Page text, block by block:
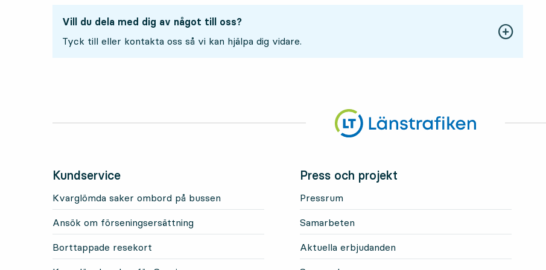
Vill du dela med dig av något till oss?
Tyck till eller kontakta oss så vi kan hjälpa dig vidare.
Kundservice
Kvarglömda saker ombord på bussen
Ansök om förseningsersättning
Borttappade resekort
Press och projekt
Pressrum
Samarbeten
Aktuella erbjudanden